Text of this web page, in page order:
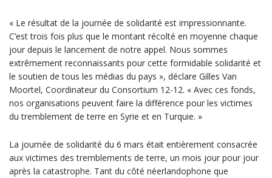
« Le résultat de la journée de solidarité est impressionnante.
C’est trois fois plus que le montant récolté en moyenne chaque
jour depuis le lancement de notre appel. Nous sommes
extrêmement reconnaissants pour cette formidable solidarité et
le soutien de tous les médias du pays », déclare Gilles Van
Moortel, Coordinateur du Consortium 12-12. « Avec ces fonds,
nos organisations peuvent faire la différence pour les victimes
du tremblement de terre en Syrie et en Turquie. »
La journée de solidarité du 6 mars était entièrement consacrée
aux victimes des tremblements de terre, un mois jour pour jour
après la catastrophe. Tant du côté néerlandophone que